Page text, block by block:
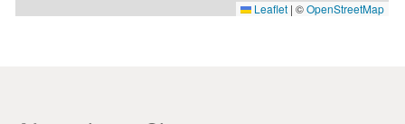
Leaflet | ©OpenStreetMap